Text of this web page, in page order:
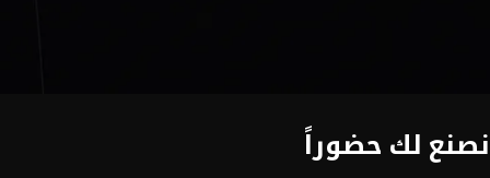
نصنع لك حضوراً